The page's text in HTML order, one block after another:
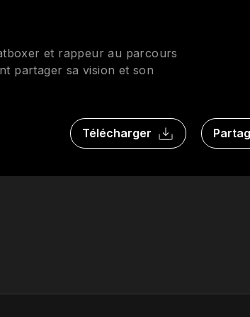
et rappeur au parcours
partager sa vision et son
Télécharger